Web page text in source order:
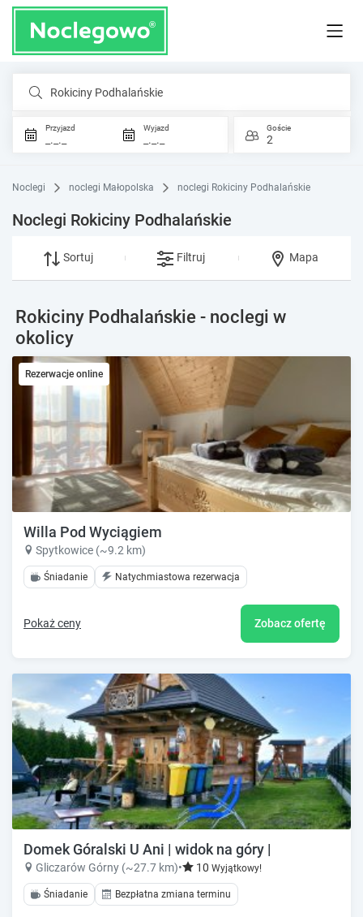
Rokiciny Podhalańskie
Przyjazd
_._._
Wyjazd
_._._
Goście
2
Noclegi noclegi Małopolska noclegi Rokiciny Podhalańskie
Noclegi Rokiciny Podhalańskie
Sortuj Filtruj Mapa
Rokiciny Podhalańskie - noclegi w
okolicy
Rezerwacje online
Willa Pod Wyciągiem
Spytkowice (~9.2 km)
Śniadanie Natychmiastowa rezerwacja
Pokaż ceny Zobacz ofertę
Domek Góralski U Ani | widok na góry |
Gliczarów Górny (~27.7 km)• 10 Wyjątkowy!
Śniadanie Bezpłatna zmiana terminu